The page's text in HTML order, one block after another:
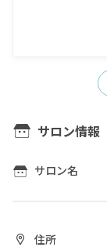
サロン情報
サロン名
住所